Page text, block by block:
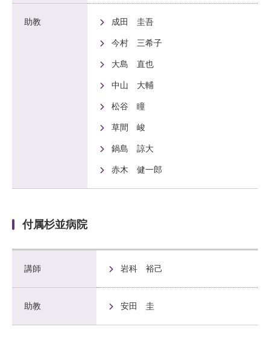
助教 成田 圭吾
今村 三希子
大島 直也
中山 大輔
松谷 瞳
草間 峻
鍋島 諒大
赤木 健一郎
付属杉並病院
講師 岩科 裕己
助教 安田 圭